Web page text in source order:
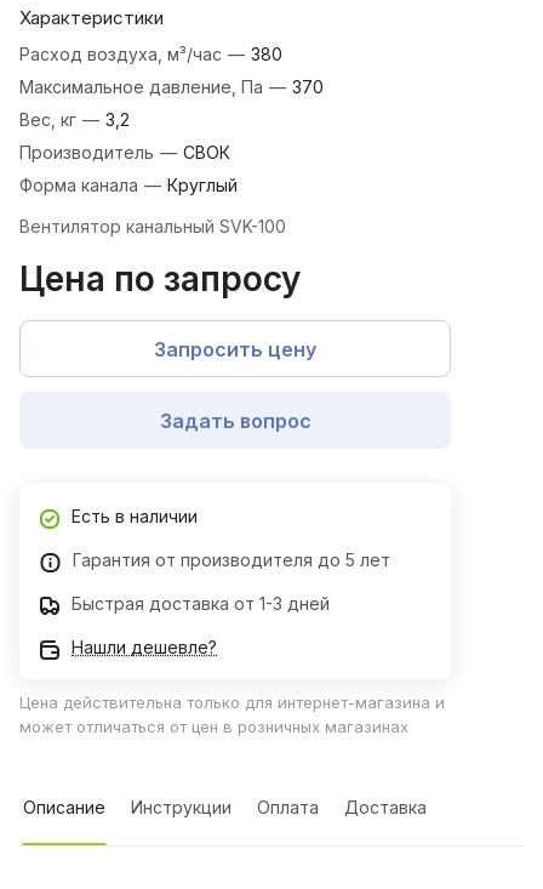
Характеристики
Расход воздуха, м³/час — 380
Максимальное давление, Па — 370
Вес, кг — 3,2
Производитель — СВОК
Форма канала — Круглый
Вентилятор канальный SVK-100
Цена по запросу
Запросить цену
Задать вопрос
Есть в наличии
Гарантия от производителя до 5 лет
Быстрая доставка от 1-3 дней
Нашли дешевле?
Цена действительна только для интернет-магазина и
может отличаться от цен в розничных магазинах
Описание Инструкции Оплата Доставка